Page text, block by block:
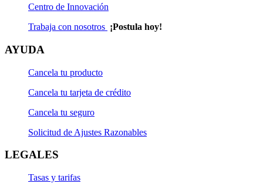
Centro de Innovación
Trabaja con nosotros ¡Postula hoy!
AYUDA
Cancela tu producto
Cancela tu tarjeta de crédito
Cancela tu seguro
Solicitud de Ajustes Razonables
LEGALES
Tasas y tarifas